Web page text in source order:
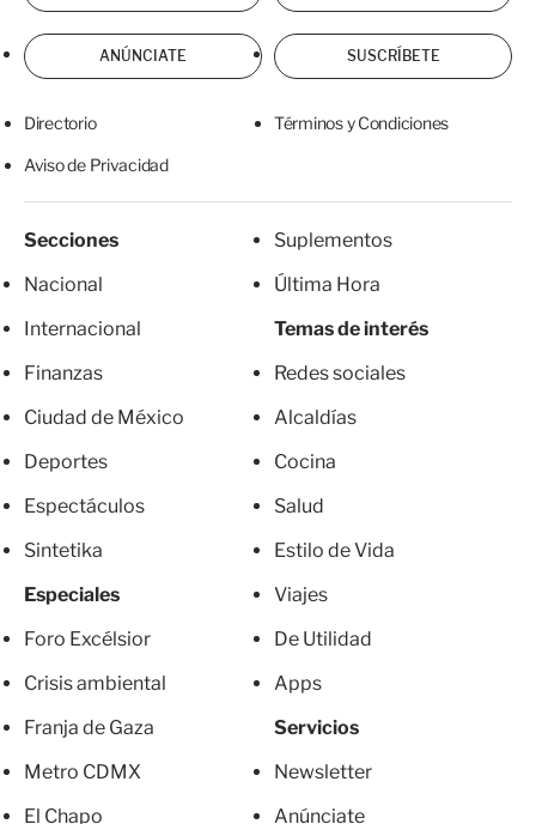
ANÚNCIATE SUSCRÍBETE
Directorio Términos y Condiciones
Aviso de Privacidad
Secciones
Nacional
Internacional
Finanzas
Ciudad de México
Deportes
Espectáculos
Sintetika
Especiales
Foro Excélsior
Crisis ambiental
Franja de Gaza
Metro CDMX
El Chapo
Suplementos
Última Hora
Temas de interés
Redes sociales
Alcaldías
Cocina
Salud
Estilo de Vida
Viajes
De Utilidad
Apps
Servicios
Newsletter
Anúnciate